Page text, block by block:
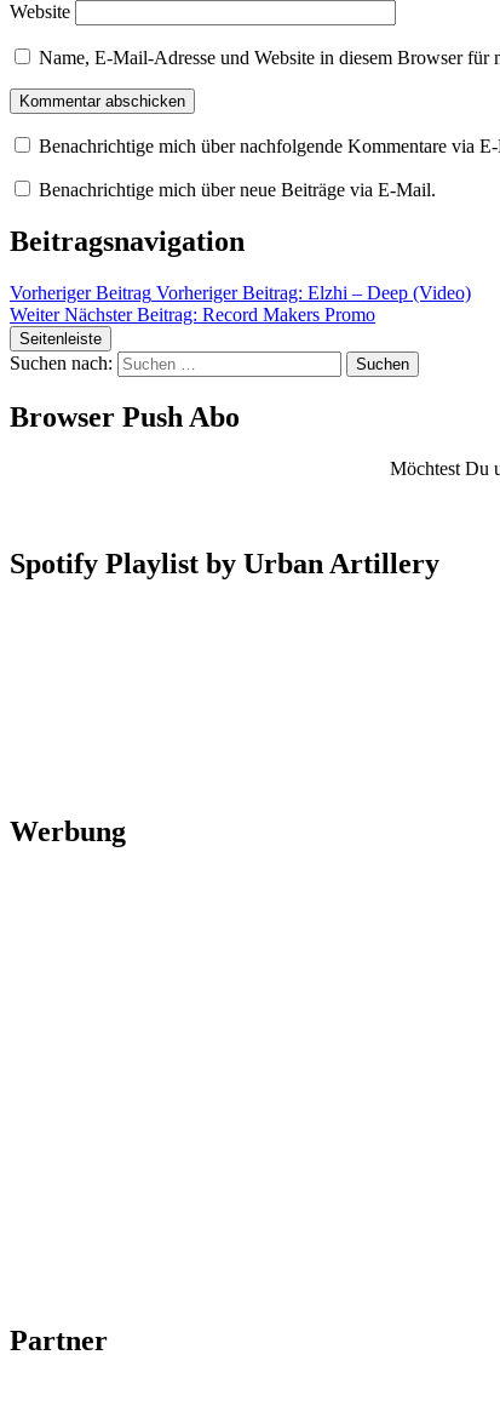
Website
Name, E-Mail-Adresse und Website in diesem Browser für
Benachrichtige mich über nachfolgende Kommentare via
Benachrichtige mich über neue Beiträge via E-Mail.
Beitragsnavigation
Vorheriger Beitrag Vorheriger Beitrag: Elzhi – Deep (Video)
Weiter Nächster Beitrag: Record Makers Promo
Seitenleiste
Suchen nach:
Browser Push Abo
Möchtest Du
Spotify Playlist by Urban Artillery
Werbung
Partner